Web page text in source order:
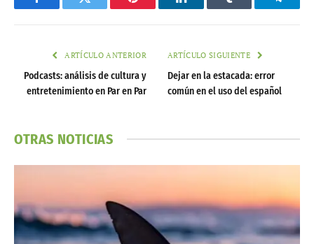
FacebookTwitter Pinterest LinkedInTumblr
ARTÍCULO ANTERIOR
Podcasts: análisis de cultura y
entretenimiento en Par en Par
ARTÍCULO SIGUIENTE
Dejar en la estacada: error
común en el uso del español
OTRAS NOTICIAS